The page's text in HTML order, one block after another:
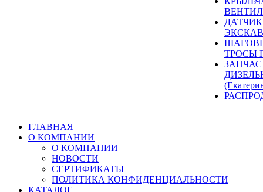
ТРОСЫ
ГЛАВНАЯ
О КОМПАНИИ
О КОМПАНИИ
НОВОСТИ
СЕРТИФИКАТЫ
ПОЛИТИКА КОНФИДЕНЦИАЛЬНОСТИ
КАТАЛОГ